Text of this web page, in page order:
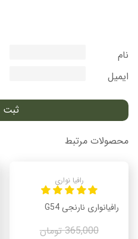
نام
ایمیل
محصولات مرتبط
رافیا نواری
رافیانواری نارنجی G54
365,000 تومان